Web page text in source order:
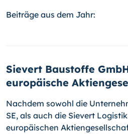
Beiträge aus dem Jahr:
Sievert Baustoffe
europäische
Nachdem sowohl die
SE, als auch die Sievert
europäischen